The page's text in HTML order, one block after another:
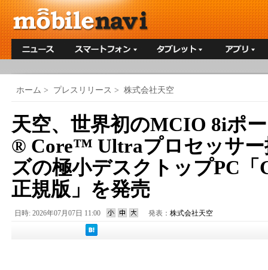
ホーム > プレスリリース > 株式会社天空
天空、世界初のMCIO 8iポ
® Core™ Ultraプロセッサー
ズの極小デスクトップPC「
正規版」を発売
日時: 2026年07月07日 11:00 発表： 株式会社天空